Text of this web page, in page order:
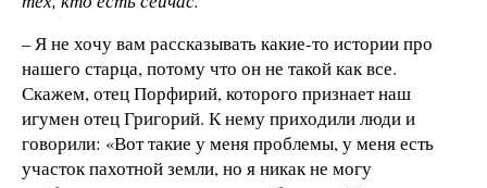
– Я не хочу вам рассказывать какие-то истории про
нашего старца, потому что он не такой как все.
Скажем, отец Порфирий, которого признает наш
игумен отец Григорий. К нему приходили люди и
говорили: «Вот такие у меня проблемы, у меня есть
участок пахотной земли, но я никак не могу